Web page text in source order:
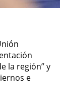
la región” y
e